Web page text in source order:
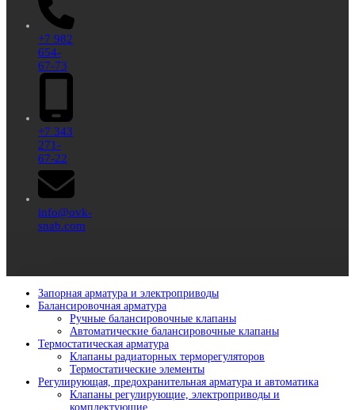
+7 982
654-
67-73
+7 343
271-
67-22
info@ovk-
snab.com
Запорная арматура и электроприводы
Балансировочная арматура
Ручные балансировочные клапаны
Автоматические балансировочные клапаны
Термостатическая арматура
Клапаны радиаторных терморегуляторов
Термостатические элементы
Регулирующая, предохранительная арматура и автоматика
Клапаны регулирующие, электроприводы и
комплектующие